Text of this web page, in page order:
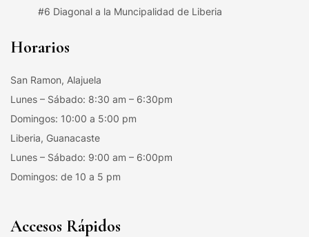
#6 Diagonal a la Muncipalidad de Liberia
Horarios
San Ramon, Alajuela
Lunes – Sábado: 8:30 am – 6:30pm
Domingos: 10:00 a 5:00 pm
Liberia, Guanacaste
Lunes – Sábado: 9:00 am – 6:00pm
Domingos: de 10 a 5 pm
Accesos Rápidos